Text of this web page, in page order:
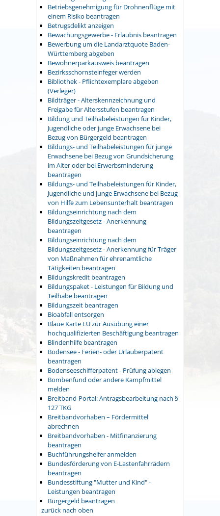
Betriebsgenehmigung für Drohnenflüge mit
einem Risiko beantragen
Betrugsdelikt anzeigen
Bewachungsgewerbe - Erlaubnis beantragen
Bewerbung um die Landarztquote Baden-
Württemberg abgeben
Bewohnerparkausweis beantragen
Bezirksschornsteinfeger werden
Bibliothek - Pflichtexemplare abgeben
(Verleger)
Bildträger - Alterskennzeichnung und
Freigabe für Altersstufen beantragen
Bildung und Teilhabeleistungen für Kinder,
Jugendliche oder junge Erwachsene bei
Bezug von Bürgergeld beantragen
Bildungs- und Teilhabeleistungen für junge
Erwachsene bei Bezug von Grundsicherung
im Alter oder bei Erwerbsminderung
beantragen
Bildungs- und Teilhabeleistungen für Kinder,
Jugendliche und junge Erwachsene bei Bezug
von Hilfe zum Lebensunterhalt beantragen
Bildungseinrichtung nach dem
Bildungszeitgesetz - Anerkennung
beantragen
Bildungseinrichtung nach dem
Bildungszeitgesetz - Anerkennung für Träger
von Maßnahmen für ehrenamtliche
Tätigkeiten beantragen
Bildungskredit beantragen
Bildungspaket - Leistungen für Bildung und
Teilhabe beantragen
Bildungszeit beantragen
Bioabfall entsorgen
Blaue Karte EU zur Ausübung einer
hochqualifizierten Beschäftigung beantragen
Blindenhilfe beantragen
Bodensee - Ferien- oder Urlauberpatent
beantragen
Bodenseeschifferpatent - Prüfung ablegen
Bombenfund oder andere Kampfmittel
melden
Breitband-Portal: Antragsbearbeitung nach §
127 TKG
Breitbandvorhaben – Fördermittel
abrechnen
Breitbandvorhaben - Mitfinanzierung
beantragen
Buchführungshelfer anmelden
Bundesförderung von E-Lastenfahrrädern
beantragen
Bundesstiftung "Mutter und Kind" -
Leistungen beantragen
Bürgergeld beantragen
zurück nach oben